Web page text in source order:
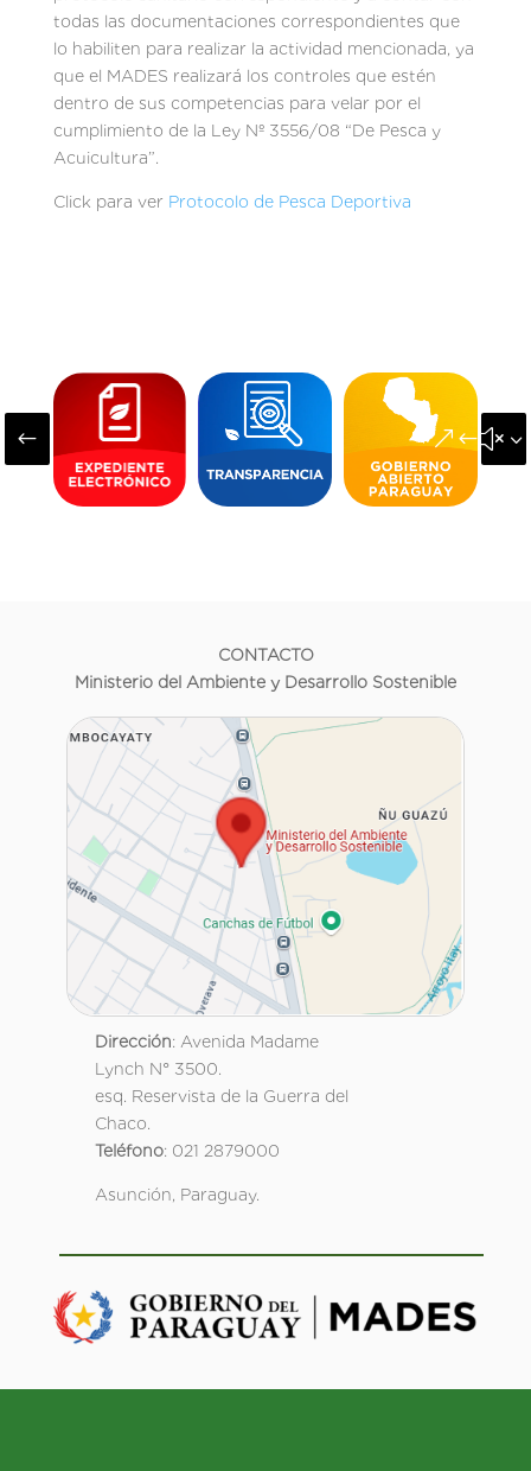
todas las documentaciones correspondientes que
lo habiliten para realizar la actividad mencionada, ya
que el MADES realizará los controles que estén
dentro de sus competencias para velar por el
cumplimiento de la Ley Nº 3556/08 “De Pesca y
Acuicultura”.
Click para ver Protocolo de Pesca Deportiva
#
CONTACTO
Ministerio del Ambiente y Desarrollo Sostenible
Dirección: Avenida Madame
Lynch N° 3500.
esq. Reservista de la Guerra del
Chaco.
Teléfono: 021 2879000
Asunción, Paraguay.